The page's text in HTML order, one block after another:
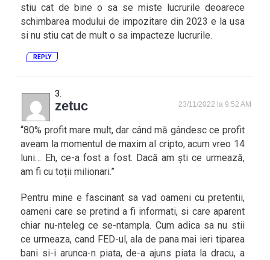
stiu cat de bine o sa se miste lucrurile deoarece
schimbarea modului de impozitare din 2023 e la usa
si nu stiu cat de mult o sa impacteze lucrurile.
REPLY
zetuc 23/11/2022 la 9:52 AM
“80% profit mare mult, dar când mă gândesc ce profit
aveam la momentul de maxim al cripto, acum vreo 14
luni… Eh, ce-a fost a fost. Dacă am ști ce urmează,
am fi cu toții milionari.”
Pentru mine e fascinant sa vad oameni cu pretentii,
oameni care se pretind a fi informati, si care aparent
chiar nu-nteleg ce se-ntampla. Cum adica sa nu stii
ce urmeaza, cand FED-ul, ala de pana mai ieri tiparea
bani si-i arunca-n piata, de-a ajuns piata la dracu, a